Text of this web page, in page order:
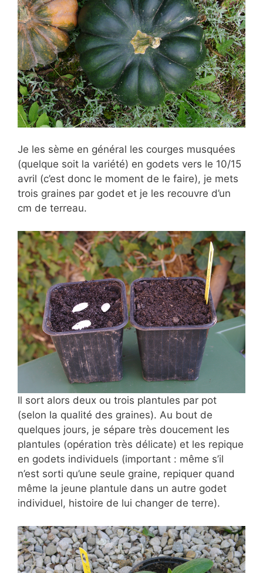
Je les sème en général les courges musquées
(quelque soit la variété) en godets vers le 10/15
avril (c’est donc le moment de le faire), je mets
trois graines par godet et je les recouvre d’un
cm de terreau.
Il sort alors deux ou trois plantules par pot
(selon la qualité des graines). Au bout de
quelques jours, je sépare très doucement les
plantules (opération très délicate) et les repique
en godets individuels (important : même s’il
n’est sorti qu’une seule graine, repiquer quand
même la jeune plantule dans un autre godet
individuel, histoire de lui changer de terre).